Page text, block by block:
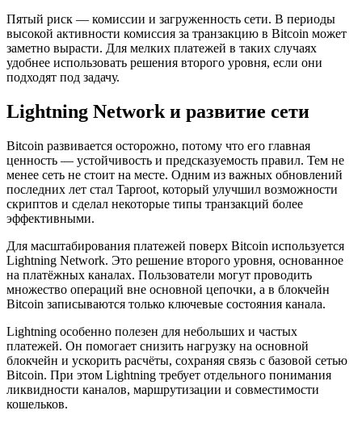
Пятый риск — комиссии и загруженность сети. В периоды
высокой активности комиссия за транзакцию в Bitcoin может
заметно вырасти. Для мелких платежей в таких случаях
удобнее использовать решения второго уровня, если они
подходят под задачу.
Lightning Network и развитие сети
Bitcoin развивается осторожно, потому что его главная
ценность — устойчивость и предсказуемость правил. Тем не
менее сеть не стоит на месте. Одним из важных обновлений
последних лет стал Taproot, который улучшил возможности
скриптов и сделал некоторые типы транзакций более
эффективными.
Для масштабирования платежей поверх Bitcoin используется
Lightning Network. Это решение второго уровня, основанное
на платёжных каналах. Пользователи могут проводить
множество операций вне основной цепочки, а в блокчейн
Bitcoin записываются только ключевые состояния канала.
Lightning особенно полезен для небольших и частых
платежей. Он помогает снизить нагрузку на основной
блокчейн и ускорить расчёты, сохраняя связь с базовой сетью
Bitcoin. При этом Lightning требует отдельного понимания
ликвидности каналов, маршрутизации и совместимости
кошельков.